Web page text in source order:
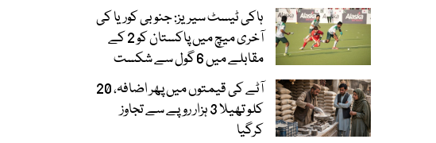
ہاکی ٹیسٹ سیریز: جنوبی کوریا کی
آخری میچ میں پاکستان کو 2 کے
مقابلے میں 6 گول سے شکست
آٹے کی قیمتوں میں پھر اضافہ، 20
کلو تھیلا 3 ہزار روپے سے تجاوز
کرگیا